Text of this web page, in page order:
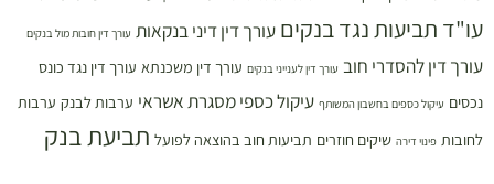
עו"ד תביעות נגד בנקים עורך דין דיני בנקאות עורך דין חובות מול בנקים
עורך דין להסדרי חוב עורך דין לענייני בנקים עורך דין משכנתא עורך דין נגד כונס
נכסים עיקול כספים בחשבון המשותף עיקול כספי מסגרת אשראי ערבות לבנק ערבות
לחובות פינוי דירה שיקים חוזרים תביעות חוב בהוצאה לפועל תביעת בנק